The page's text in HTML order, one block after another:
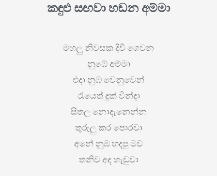
කඳුළු සඟවා හඬන අම්මා
මහලු නිවසක දිවි ගෙවන
නුඹේ අම්මා
එදා නුඹ වෙනුවෙන්
රැයෙත් දුක් වින්දා
සීතල නොදැනෙන්න
තුරුලු කර පොරවා
අනේ නුඹ හදපු මව
තනිව අද හැඬුවා